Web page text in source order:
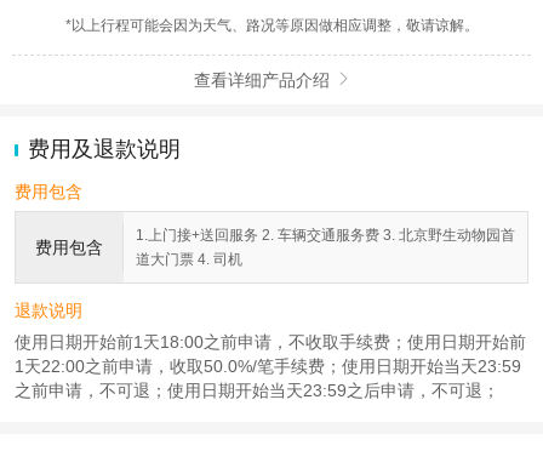
*以上行程可能会因为天气、路况等原因做相应调整，敬请谅解。
查看详细产品介绍 
费用及退款说明
费用包含
费用包含
1.上门接+送回服务 2. 车辆交通服务费 3. 北京野生动物园首
道大门票 4. 司机
退款说明
使用日期开始前1天18:00之前申请，不收取手续费；使用日期开始前
1天22:00之前申请，收取50.0%/笔手续费；使用日期开始当天23:59
之前申请，不可退；使用日期开始当天23:59之后申请，不可退；